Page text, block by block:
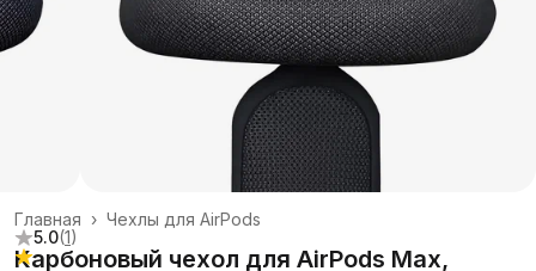
Чехлы для AirPods
Главная ›
5.0(1)
Карбоновый чехол для AirPods Max,